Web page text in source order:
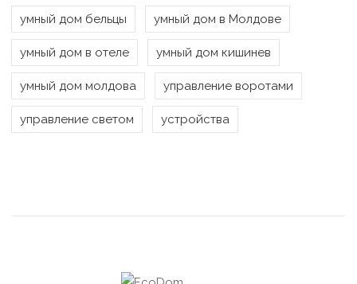
умный дом бельцы умный дом в Молдове
умный дом в отеле умный дом кишинев
умный дом молдова управление воротами
управление светом устройства